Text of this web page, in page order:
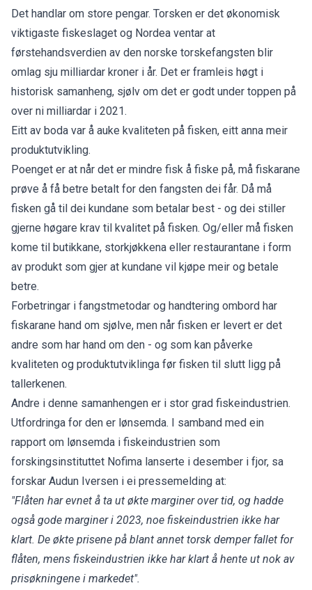
Det handlar om store pengar. Torsken er det økonomisk
viktigaste fiskeslaget og Nordea ventar at
førstehandsverdien av den norske torskefangsten blir
omlag sju milliardar kroner i år. Det er framleis høgt i
historisk samanheng, sjølv om det er godt under toppen på
over ni milliardar i 2021.
Eitt av boda var å auke kvaliteten på fisken, eitt anna meir
produktutvikling.
Poenget er at når det er mindre fisk å fiske på, må fiskarane
prøve å få betre betalt for den fangsten dei får. Då må
fisken gå til dei kundane som betalar best - og dei stiller
gjerne høgare krav til kvalitet på fisken. Og/eller må fisken
kome til butikkane, storkjøkkena eller restaurantane i form
av produkt som gjer at kundane vil kjøpe meir og betale
betre.
Forbetringar i fangstmetodar og handtering ombord har
fiskarane hand om sjølve, men når fisken er levert er det
andre som har hand om den - og som kan påverke
kvaliteten og produktutviklinga før fisken til slutt ligg på
tallerkenen.
Andre i denne samanhengen er i stor grad fiskeindustrien.
Utfordringa for den er lønsemda. I samband med ein
rapport om lønsemda i fiskeindustrien som
forskingsinstituttet Nofima lanserte i desember i fjor, sa
forskar Audun Iversen i ei pressemelding at:
"Flåten har evnet å ta ut økte marginer over tid, og hadde
også gode marginer i 2023, noe fiskeindustrien ikke har
klart. De økte prisene på blant annet torsk demper fallet for
flåten, mens fiskeindustrien ikke har klart å hente ut nok av
prisøkningene i markedet".